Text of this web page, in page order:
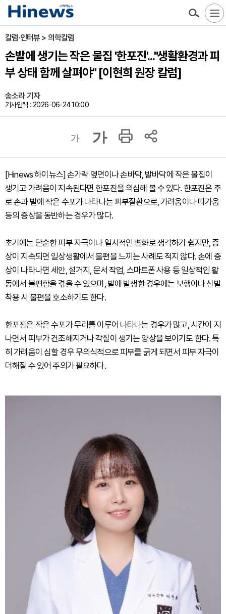
칼럼·인터뷰 > 의학칼럼
손발에 생기는 작은 물집 '한포진'..."생활환경과 피
부 상태 함께 살펴야" [이현희 원장 칼럼]
송소라 기자
기사입력 : 2026-06-24 10:00
가 가
[Hinews 하이뉴스] 손가락 옆면이나 손바닥, 발바닥에 작은 물집이
생기고 가려움이 지속된다면 한포진을 의심해 볼 수 있다. 한포진은 주
로 손과 발에 작은 수포가 나타나는 피부질환으로, 가려움이나 따가움
등의 증상을 동반하는 경우가 많다.
초기에는 단순한 피부 자극이나 일시적인 변화로 생각하기 쉽지만, 증
상이 지속되면 일상생활에서 불편을 느끼는 사례도 적지 않다. 손에 증
상이 나타나면 세안, 설거지, 문서 작업, 스마트폰 사용 등 일상적인 활
동에서 불편함을 겪을 수 있으며, 발에 발생한 경우에는 보행이나 신발
착용 시 불편을 호소하기도 한다.
한포진은 작은 수포가 무리를 이루어 나타나는 경우가 많고, 시간이 지
나면서 피부가 건조해지거나 각질이 생기는 양상을 보이기도 한다. 특
히 가려움이 심할 경우 무의식적으로 피부를 긁게 되면서 피부 자극이
더해질 수 있어 주의가 필요하다.